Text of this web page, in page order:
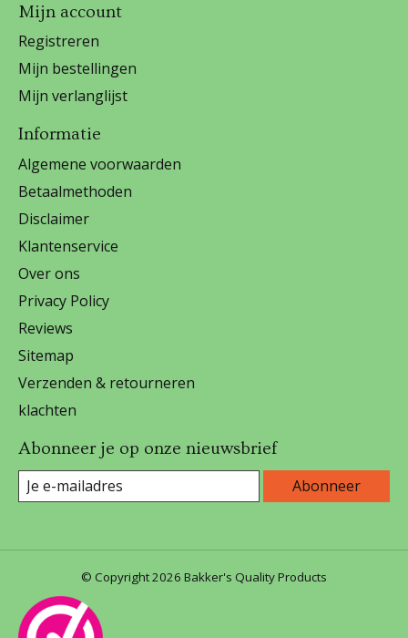
Mijn account
Registreren
Mijn bestellingen
Mijn verlanglijst
Informatie
Algemene voorwaarden
Betaalmethoden
Disclaimer
Klantenservice
Over ons
Privacy Policy
Reviews
Sitemap
Verzenden & retourneren
klachten
Abonneer je op onze nieuwsbrief
Abonneer
© Copyright 2026 Bakker's Quality Products